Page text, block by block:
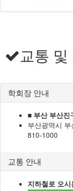
교통 및
학회장 안내
■ 부산 부산진
부산광역시
810-1000
교통 안내
지하철로 오시